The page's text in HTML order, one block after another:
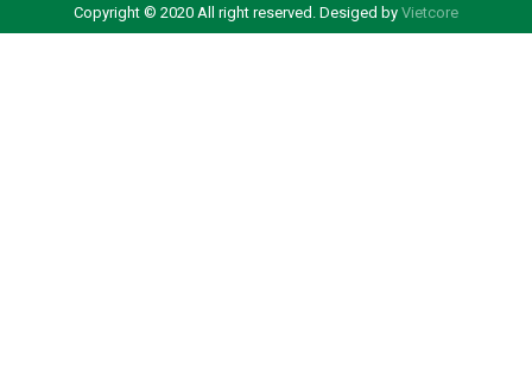
Copyright © 2020 All right reserved. Desiged by Vietcore